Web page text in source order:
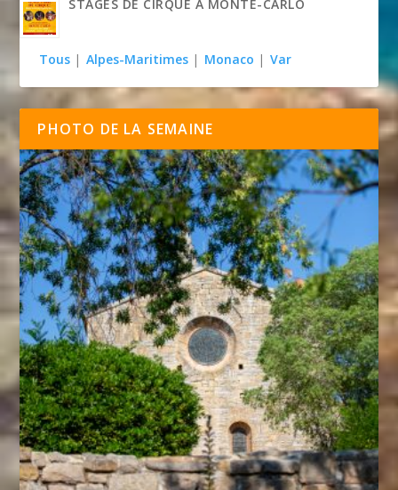
STAGES DE CIRQUE À MONTE-CARLO
Tous | Alpes-Maritimes | Monaco | Var
PHOTO DE LA SEMAINE